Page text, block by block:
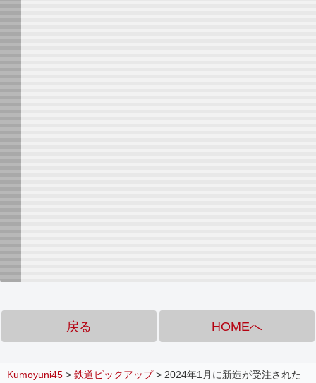
戻る HOMEへ
Kumoyuni45 > 鉄道ピックアップ> 2024年1月に新造が受注された